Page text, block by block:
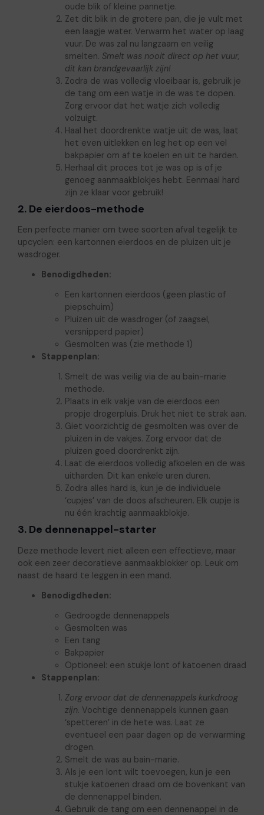
oude blik of kleine pannetje.
Zet dit blik in de grotere pan, die je vult met
een laagje water. Verwarm het water op laag
vuur. De was zal nu langzaam en veilig
smelten. Smelt was nooit direct op het vuur,
dit kan brandgevaarlijk zijn!
Zodra de was volledig vloeibaar is, gebruik je
de tang om een watje in de was te dopen.
Zorg ervoor dat het watje zich volledig
volzuigt.
Haal het doordrenkte watje uit de was, laat
het even uitlekken en leg het op een vel
bakpapier om af te koelen en uit te harden.
Herhaal dit proces tot je was op is of je
genoeg aanmaakblokjes hebt. Eenmaal hard
zijn ze klaar voor gebruik!
2. De eierdoos-methode
Een perfecte manier om twee soorten afval tegelijk te
upcyclen: een kartonnen eierdoos en de pluizen uit je
wasdroger.
Benodigdheden:
Een kartonnen eierdoos (geen plastic of
piepschuim)
Pluizen uit de wasdroger (of zaagsel,
versnipperd papier)
Gesmolten was (zie methode 1)
Stappenplan:
Smelt de was veilig via de au bain-marie
methode.
Plaats in elk vakje van de eierdoos een
propje drogerpluis. Druk het niet te strak aan.
Giet voorzichtig de gesmolten was over de
pluizen in de vakjes. Zorg ervoor dat de
pluizen goed doordrenkt zijn.
Laat de eierdoos volledig afkoelen en de was
uitharden. Dit kan enkele uren duren.
Zodra alles hard is, kun je de individuele
‘cupjes’ van de doos afscheuren. Elk cupje is
nu één krachtig aanmaakblokje.
3. De dennenappel-starter
Deze methode levert niet alleen een effectieve, maar
ook een zeer decoratieve aanmaakblokker op. Leuk om
naast de haard te leggen in een mand.
Benodigdheden:
Gedroogde dennenappels
Gesmolten was
Een tang
Bakpapier
Optioneel: een stukje lont of katoenen draad
Stappenplan:
Zorg ervoor dat de dennenappels kurkdroog
zijn. Vochtige dennenappels kunnen gaan
‘spetteren’ in de hete was. Laat ze
eventueel een paar dagen op de verwarming
drogen.
Smelt de was au bain-marie.
Als je een lont wilt toevoegen, kun je een
stukje katoenen draad om de bovenkant van
de dennenappel binden.
Gebruik de tang om een dennenappel in de